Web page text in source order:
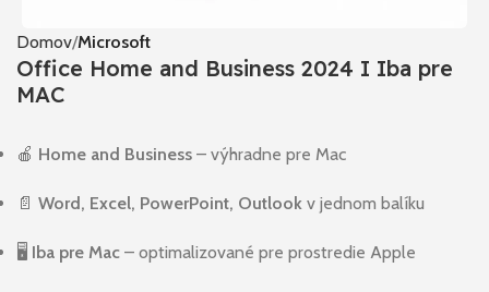
Domov Microsoft
Office Home and Business 2024 I Iba pre
MAC
🍎 Home and Business – výhradne pre Mac
📄 Word, Excel, PowerPoint, Outlook v jednom balíku
🖥️ Iba pre Mac – optimalizované pre prostredie Apple